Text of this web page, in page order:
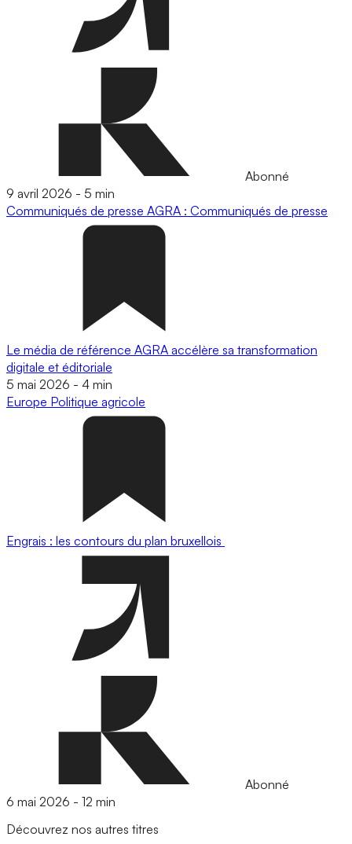
Abonné
9 avril 2026 - 5 min
Communiqués de presse AGRA : Communiqués de presse
Le média de référence AGRA accélère sa transformation
digitale et éditoriale
5 mai 2026 - 4 min
Europe Politique agricole
Engrais : les contours du plan bruxellois
Abonné
6 mai 2026 - 12 min
Découvrez nos autres titres